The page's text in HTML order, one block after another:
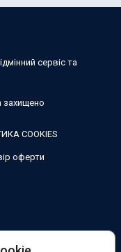
сервіс та
захищено
COOKIES
оферти